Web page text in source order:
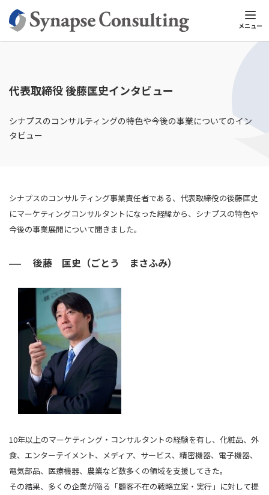
メニュー
シナプスTOP 新規事業コンサルティング 新規事業コンサルティン
代表取締役 後藤匡史インタビュー
シナプスのコンサルティングの特色や今後の事業についてのイン
タビュー
シナプスのコンサルティング事業責任者である、代表取締役の後藤匡史
にマーケティングコンサルタントになった経緯から、シナプスの特色や
今後の事業展開について聞きました。
後藤 匡史（ごとう まさふみ）
10年以上のマーケティング・コンサルタントの経験を有し、化粧品、外
食、エンターテイメント、メディア、サービス、精密機器、電子機器、
電気部品、医療機器、農業など数多くの領域を支援してきた。
その結果、多くの企業が陥る「顧客不在の戦略立案・実行」に対して提